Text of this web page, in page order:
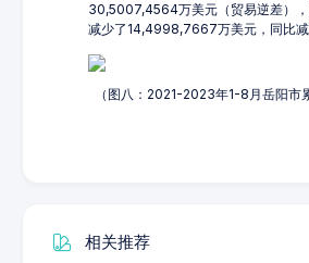
30,5007,4564万美元（贸易逆差）
减少了14,4998,7667万美元，同比减
（图八：2021-2023年1-8月岳阳市
相关推荐